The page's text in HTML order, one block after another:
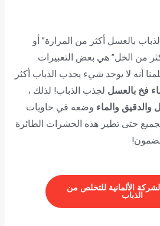
بالعسل أكثر من المرارة” أو
من الخل” هي بعض التعبيرات
أنه لا يوجد شيء يجذب الذباب أكثر
فخ بالعسل لجذب الذباب! لذلك ،
والماء وضعه في حاويات
حتى تطير هذه الحشرات الطائرة
مضمون!
الألمانية للتخلص من
الذباب